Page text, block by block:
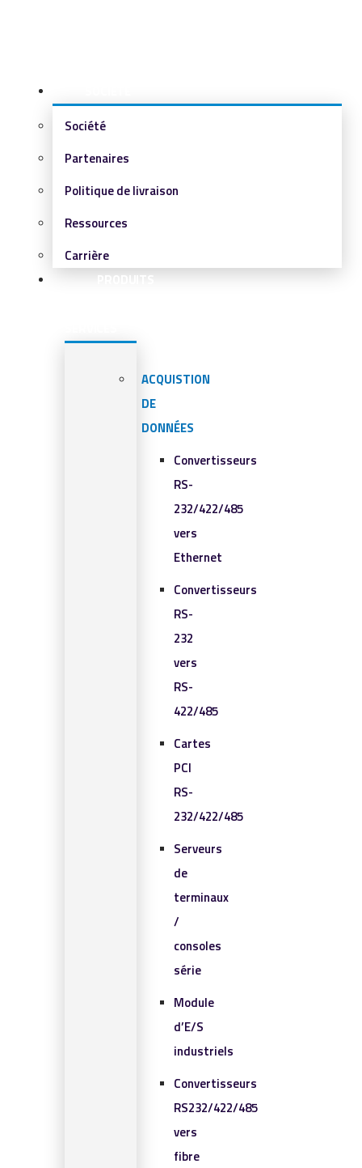
Société
Partenaires
Politique de livraison
Ressources
Carrière
PRODUITS
ACQUISTION
DE
DONNÉES
Convertisseurs
RS-
232/422/485
vers
Ethernet
Convertisseurs
RS-
232
vers
RS-
422/485
Cartes
PCI
RS-
232/422/485
Serveurs
de
terminaux
/
consoles
série
Module
d’E/S
industriels
Convertisseurs
RS232/422/485
vers
fibre